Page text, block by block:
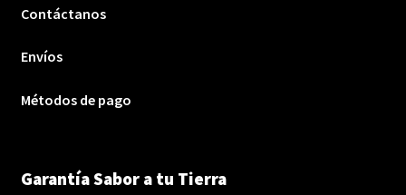
Contáctanos
Envíos
Métodos de pago
Garantía Sabor a tu Tierra